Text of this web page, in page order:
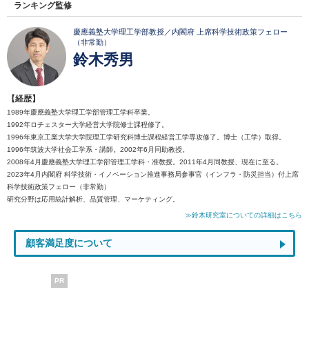
ランキング監修
慶應義塾大学理工学部教授／内閣府 上席科学技術政策フェロー
（非常勤）
鈴木秀男
【経歴】
1989年慶應義塾大学理工学部管理工学科卒業。
1992年ロチェスター大学経営大学院修士課程修了。
1996年東京工業大学大学院理工学研究科博士課程経営工学専攻修了。博士（工学）取得。
1996年筑波大学社会工学系・講師。2002年6月同助教授。
2008年4月慶應義塾大学理工学部管理工学科・准教授。2011年4月同教授、現在に至る。
2023年4月内閣府 科学技術・イノベーション推進事務局参事官（インフラ・防災担当）付上席
科学技術政策フェロー（非常勤）
研究分野は応用統計解析、品質管理、マーケティング。
≫鈴木研究室についての詳細はこちら
顧客満足度について
PR